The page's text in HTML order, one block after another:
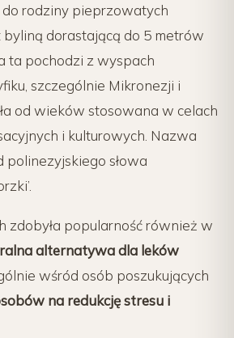
do rodziny pieprzowatych
byliną dorastającą do 5 metrów
ta pochodzi z wyspach
szczególnie Mikronezji i
od wieków stosowana w celach
i kulturowych. Nazwa
polinezyjskiego słowa
zdobyła popularność również w
alternatywa dla leków
wśród osób poszukujących
na redukcję stresu i